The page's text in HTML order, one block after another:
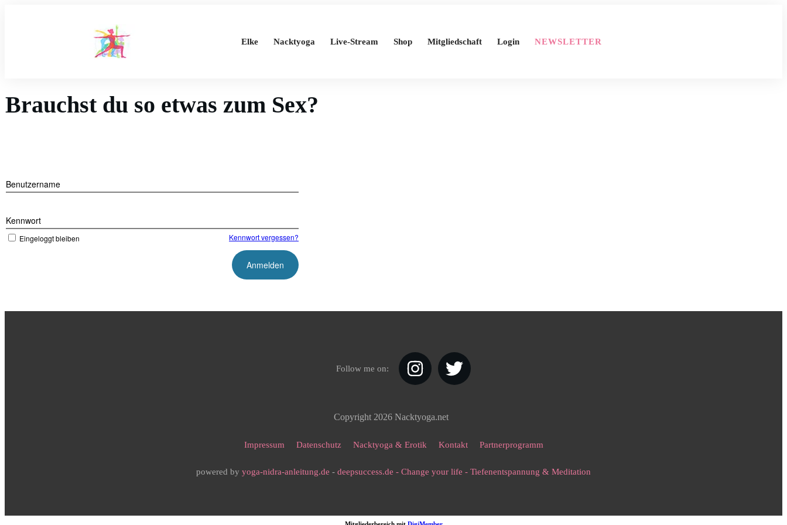
Elke Nacktyoga Live-Stream Shop Mitgliedschaft Login NEWSLETTER
Brauchst du so etwas zum Sex?
Benutzername
Kennwort
Eingeloggt bleiben Kennwort vergessen?
Follow me on:
Copyright 2026 Nacktyoga.net
Impressum Datenschutz Nacktyoga & Erotik Kontakt Partnerprogramm
powered by yoga-nidra-anleitung.de - deepsuccess.de - Change your life - Tiefenentspannung & Meditation